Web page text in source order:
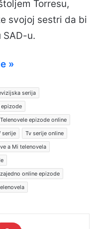
Torresu,
svojoj sestri da bi
u.
»
serija
epizode
Telenovele epizode online
serije
Tv serije online
a Mi telenovela
online epizode